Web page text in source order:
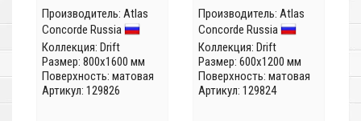
Производитель: Atlas
Concorde Russia
Коллекция: Drift
Размер: 800x1600 мм
Поверхность: матовая
Артикул: 129826
Производитель: Atlas
Concorde Russia
Коллекция: Drift
Размер: 600x1200 мм
Поверхность: матовая
Артикул: 129824